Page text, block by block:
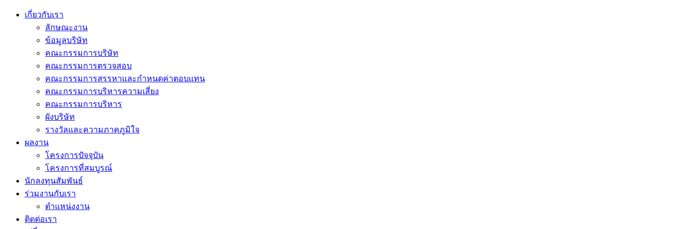
เกี่ยวกับเรา
ลักษณะงาน
ข้อมูลบริษัท
คณะกรรมการบริษัท
คณะกรรมการตรวจสอบ
คณะกรรมการสรรหาและกำหนดค่าตอบแทน
คณะกรรมการบริหารความเสี่ยง
คณะกรรมการบริหาร
ผังบริษัท
รางวัลและความภาคภูมิใจ
ผลงาน
โครงการปัจจุบัน
โครงการที่สมบูรณ์
นักลงทุนสัมพันธ์
ร่วมงานกับเรา
ตำแหน่งงาน
ติดต่อเรา